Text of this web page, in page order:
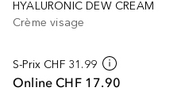
HYALURONIC DEW CREAM
Crème visage
S-Prix CHF 31.99
Online CHF 17.90